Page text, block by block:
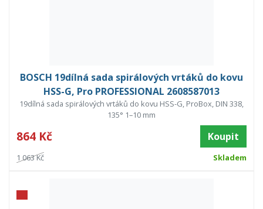
BOSCH 19dílná sada spirálových vrtáků do kovu
HSS-G, Pro PROFESSIONAL 2608587013
19dílná sada spirálových vrtáků do kovu HSS-G, ProBox, DIN 338,
135° 1–10 mm
864 Kč Koupit
1 063 Kč Skladem